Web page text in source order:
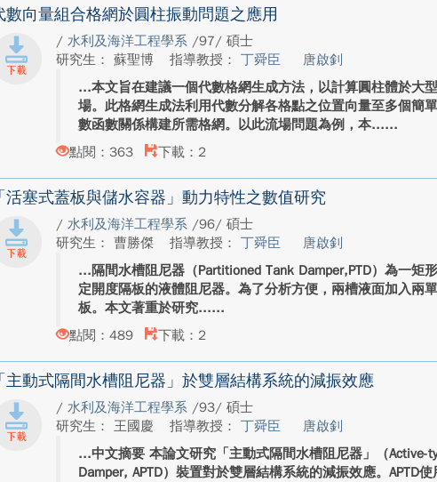
數向量組合格網於圓柱振動問題之應用
/水利及海洋工程學系 /97/ 碩士
研究生： 蘇聖博
指導教授：丁舜臣
唐啟釗
本文旨在建議一個代數格網生成方法，以計算圓柱體於大
場。此格網生成法利用代數分解各格點之位置向量至多個簡
數函數關係構建所需格網。以此流場問題為例，本...
點閱：363
下載：2
活塞式蓋板與儲水容器」動力特性之數值研究
/水利及海洋工程學系 /96/ 碩士
研究生： 曹勝傑
指導教授：丁舜臣
唐啟釗
隔間水槽阻尼器（Partitioned Tank Damper,PTD）為一矩
定開度隔板的液體阻尼器。為了分析方便，兩槽液面加入兩
板。本文著重於研究...
點閱：489
下載：2
主動式隔間水槽阻尼器」於雙層結構系統的減振效應
/水利及海洋工程學系 /93/ 碩士
研究生： 王國慶
指導教授：丁舜臣
唐啟釗
中文摘要 本論文研究「主動式隔間水槽阻尼器」（Active-
Damper, APTD）裝置對於雙層結構系統的減振效應。APTD